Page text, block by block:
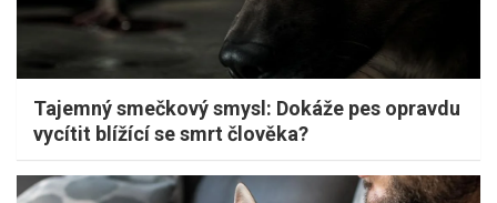
Tajemný smečkový smysl: Dokáže pes opravdu
vycítit blížící se smrt člověka?